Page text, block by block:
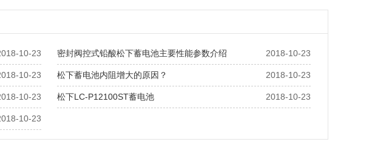
10-23 2018-10-23
密封阀控式铅酸松下蓄电池主要性能参数介绍
10-23 2018-10-23
松下蓄电池内阻增大的原因？
10-23 2018-10-23
松下LC-P12100ST蓄电池
10-23